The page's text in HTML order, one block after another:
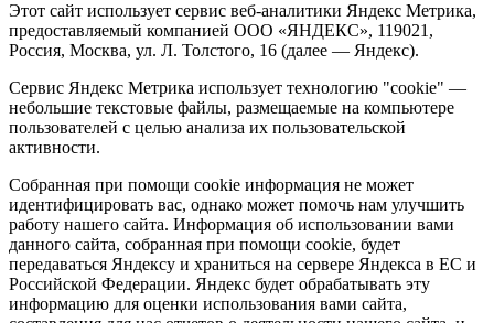
Этот сайт использует сервис веб-аналитики Яндекс Метрика,
предоставляемый компанией ООО «ЯНДЕКС», 119021,
Россия, Москва, ул. Л. Толстого, 16 (далее — Яндекс).
Сервис Яндекс Метрика использует технологию "cookie" —
небольшие текстовые файлы, размещаемые на компьютере
пользователей с целью анализа их пользовательской
активности.
Собранная при помощи cookie информация не может
идентифицировать вас, однако может помочь нам улучшить
работу нашего сайта. Информация об использовании вами
данного сайта, собранная при помощи cookie, будет
передаваться Яндексу и храниться на сервере Яндекса в ЕС и
Российской Федерации. Яндекс будет обрабатывать эту
информацию для оценки использования вами сайта,